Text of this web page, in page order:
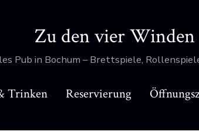
Zu den vier Winden
Pub in Bochum – Brettspiele,
Trinken Reservierung